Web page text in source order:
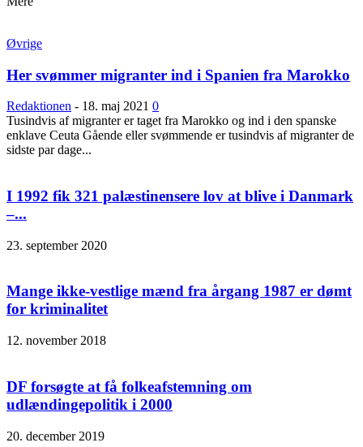
Øvrige
Her svømmer migranter ind i Spanien fra Marokko
Redaktionen - 18. maj 2021 0
Tusindvis af migranter er taget fra Marokko og ind i den spanske
enklave Ceuta Gående eller svømmende er tusindvis af migranter de
sidste par dage...
I 1992 fik 321 palæstinensere lov at blive i Danmark
–...
23. september 2020
Mange ikke-vestlige mænd fra årgang 1987 er dømt
for kriminalitet
12. november 2018
DF forsøgte at få folkeafstemning om
udlændingepolitik i 2000
20. december 2019